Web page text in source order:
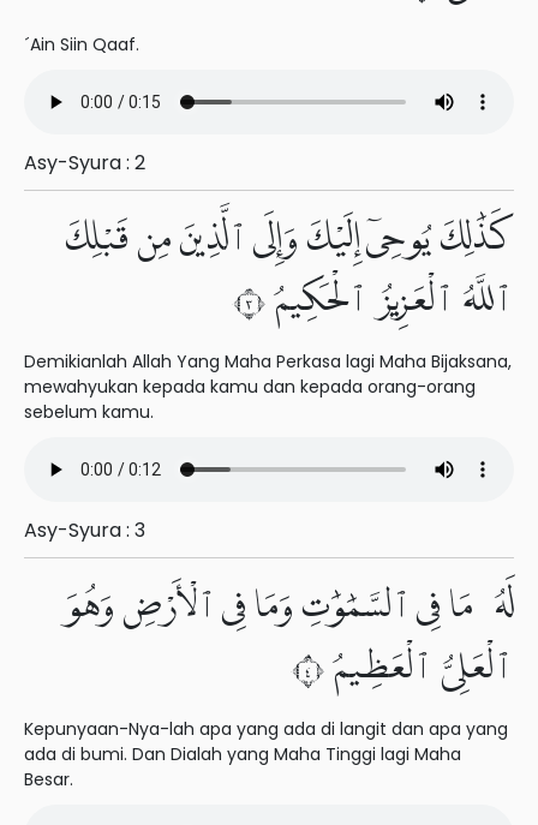
´Ain Siin Qaaf.
Asy-Syura : 2
كَذَٰلِكَ يُوحِىٓ إِلَيْكَ وَإِلَى ٱلَّذِينَ مِن قَبْلِكَ
ٱللَّهُ ٱلْعَزِيزُ ٱلْحَكِيمُ ٣
Demikianlah Allah Yang Maha Perkasa lagi Maha Bijaksana,
mewahyukan kepada kamu dan kepada orang-orang
sebelum kamu.
Asy-Syura : 3
لَهُۥ مَا فِى ٱلسَّمَٰوَٰتِ وَمَا فِى ٱلْأَرْضِ وَهُوَ
ٱلْعَلِىُّ ٱلْعَظِيمُ ٤
Kepunyaan-Nya-lah apa yang ada di langit dan apa yang
ada di bumi. Dan Dialah yang Maha Tinggi lagi Maha
Besar.